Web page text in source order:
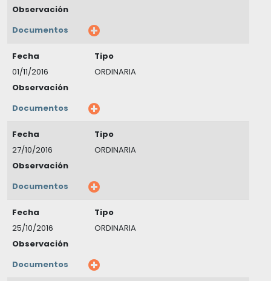
Observación
Documentos
Fecha
01/11/2016
Tipo
ORDINARIA
Observación
Documentos
Fecha
27/10/2016
Tipo
ORDINARIA
Observación
Documentos
Fecha
25/10/2016
Tipo
ORDINARIA
Observación
Documentos